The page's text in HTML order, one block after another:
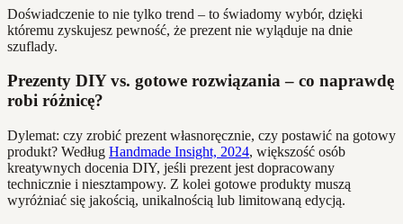
Doświadczenie to nie tylko trend – to świadomy wybór, dzięki
któremu zyskujesz pewność, że prezent nie wyląduje na dnie
szuflady.
Prezenty DIY vs. gotowe rozwiązania – co naprawdę
robi różnicę?
Dylemat: czy zrobić prezent własnoręcznie, czy postawić na gotowy
produkt? Według Handmade Insight, 2024, większość osób
kreatywnych docenia DIY, jeśli prezent jest dopracowany
technicznie i niesztampowy. Z kolei gotowe produkty muszą
wyróżniać się jakością, unikalnością lub limitowaną edycją.